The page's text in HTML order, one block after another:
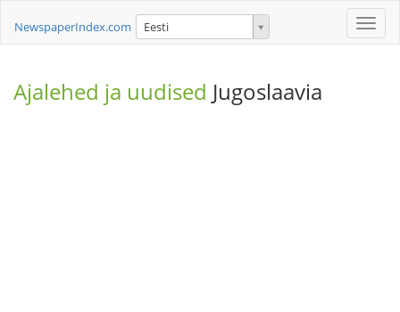
Toggle
NewspaperIndex.com Eesti
Ajalehed ja uudised Jugoslaavia